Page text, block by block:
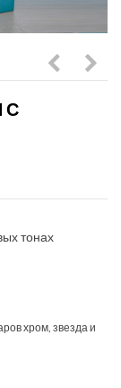
С
тонах
хром, звезда и